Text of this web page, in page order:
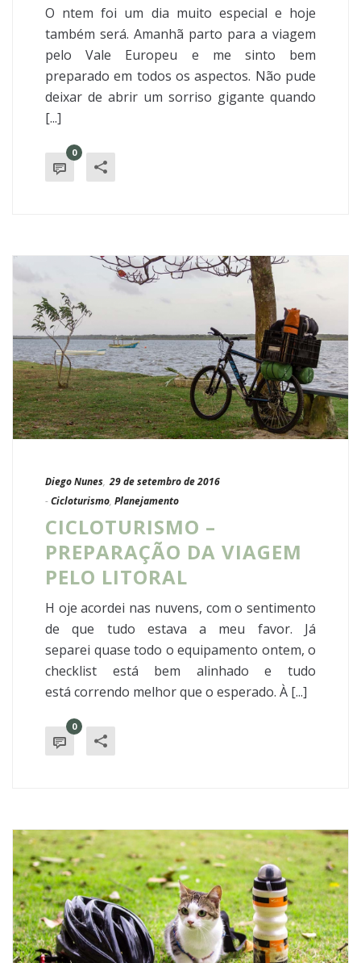
O ntem foi um dia muito especial e hoje
também será. Amanhã parto para a viagem
pelo Vale Europeu e me sinto bem
preparado em todos os aspectos. Não pude
deixar de abrir um sorriso gigante quando
[...]
0
Diego Nunes, 29 de setembro de 2016
- Cicloturismo, Planejamento
CICLOTURISMO –
PREPARAÇÃO DA VIAGEM
PELO LITORAL
H oje acordei nas nuvens, com o sentimento
de que tudo estava a meu favor. Já
separei quase todo o equipamento ontem, o
checklist está bem alinhado e tudo
está correndo melhor que o esperado. À [...]
0